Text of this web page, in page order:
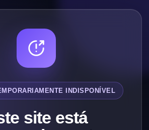
INDISPONÍVEL
site está